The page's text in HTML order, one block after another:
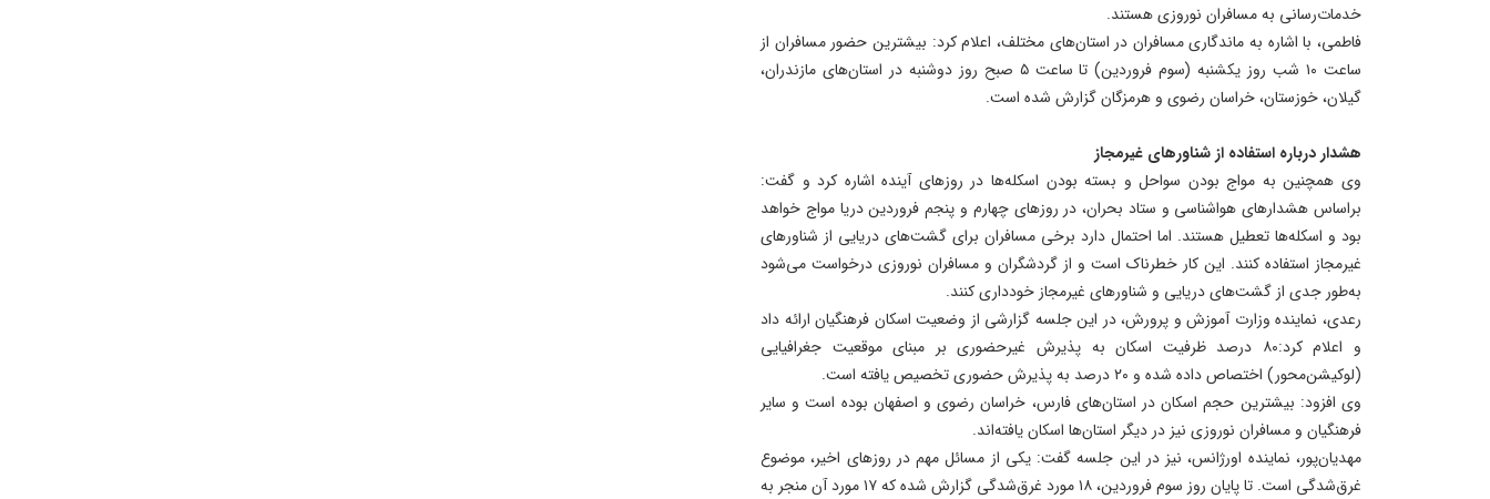
خدمات‌رسانی به مسافران نوروزی هستند.
فاطمی، با اشاره به ماندگاری مسافران در استان‌های مختلف، اعلام کرد: بیشترین حضور مسافران از
ساعت ۱۰ شب روز یکشنبه (سوم فروردین) تا ساعت ۵ صبح روز دوشنبه در استان‌های مازندران،
گیلان، خوزستان، خراسان رضوی و هرمزگان گزارش شده است.
هشدار درباره استفاده از شناورهای غیرمجاز
وی همچنین به مواج بودن سواحل و بسته بودن اسکله‌ها در روزهای آینده اشاره کرد و گفت:
براساس هشدارهای هواشناسی و ستاد بحران، در روزهای چهارم و پنجم فروردین دریا مواج خواهد
بود و اسکله‌ها تعطیل هستند. اما احتمال دارد برخی مسافران برای گشت‌های دریایی از شناورهای
غیرمجاز استفاده کنند. این کار خطرناک است و از گردشگران و مسافران نوروزی درخواست می‌شود
به‌طور جدی از گشت‌های دریایی و شناورهای غیرمجاز خودداری کنند.
رعدی، نماینده وزارت آموزش و پرورش، در این جلسه گزارشی از وضعیت اسکان فرهنگیان ارائه داد
و اعلام کرد:۸۰ درصد ظرفیت اسکان به پذیرش غیرحضوری بر مبنای موقعیت جغرافیایی
(لوکیشن‌محور) اختصاص داده شده و ۲۰ درصد به پذیرش حضوری تخصیص یافته است.
وی افزود: بیشترین حجم اسکان در استان‌های فارس، خراسان رضوی و اصفهان بوده است و سایر
فرهنگیان و مسافران نوروزی نیز در دیگر استان‌ها اسکان یافته‌اند.
مهدیان‌پور، نماینده اورژانس، نیز در این جلسه گفت: یکی از مسائل مهم در روزهای اخیر، موضوع
غرق‌شدگی است. تا پایان روز سوم فروردین، ۱۸ مورد غرق‌شدگی گزارش شده که ۱۷ مورد آن منجر به